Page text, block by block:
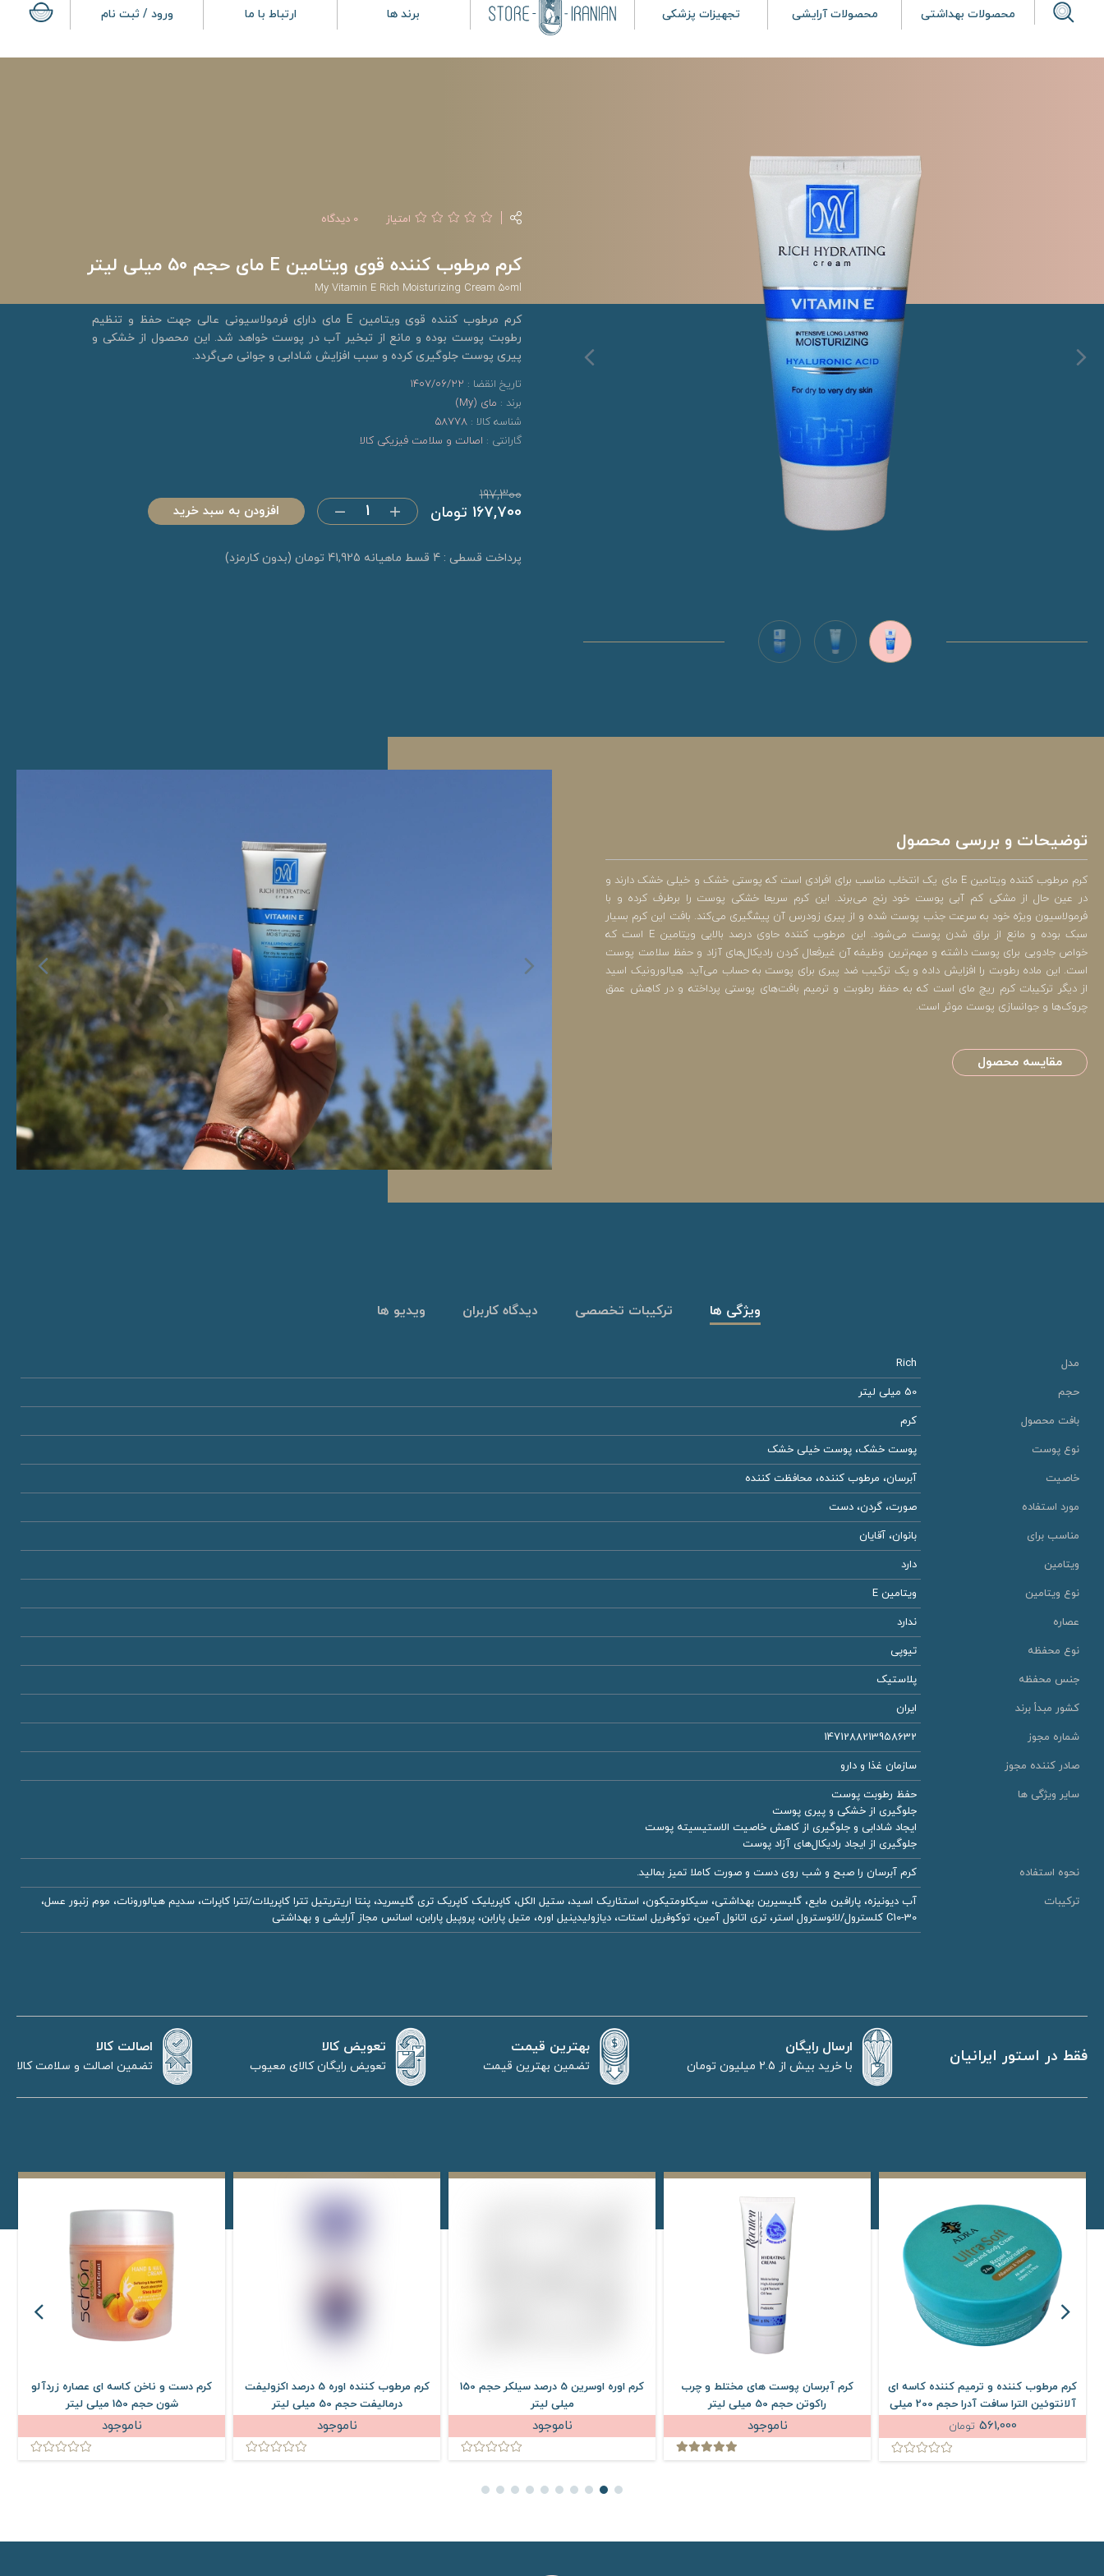
محصولات بهداشتی محصولات آرایشی تجهیزات پزشکی برند ها ارتباط با ما ورود / ثبت نام
امتیاز 0 دیدگاه
کرم مرطوب کننده قوی ویتامین E مای حجم 50 میلی لیتر
My Vitamin E Rich Moisturizing Cream 50ml
کرم مرطوب کننده قوی ویتامین E مای دارای فرمولاسیونی عالی جهت حفظ و تنظیم
رطوبت پوست بوده و مانع از تبخیر آب در پوست خواهد شد. این محصول از خشکی و
پیری پوست جلوگیری کرده و سبب افزایش شادابی و جوانی می‌گردد.
تاریخ انقضا : 1407/06/22
برند : مای (My)
شناسه کالا : 58778
گارانتی : اصالت و سلامت فیزیکی کالا
167,700 تومان
197,300
افزودن به سبد خرید
پرداخت قسطی : 4 قسط ماهیانه 41,925 تومان (بدون کارمزد)
توضیحات و بررسی محصول
کرم مرطوب کننده ویتامین E مای یک انتخاب مناسب برای افرادی است که پوستی خشک و خیلی خشک دارند و
در عین حال از مشکی کم آبی پوست خود رنج می‌برند. این کرم سریعا خشکی پوست را برطرف کرده و با
فرمولاسیون ویژه خود به سرعت جذب پوست شده و از پیری زودرس آن پیشگیری می‌کند. بافت این کرم بسیار
سبک بوده و مانع از براق شدن پوست می‌شود. این مرطوب کننده حاوی درصد بالایی ویتامین E است که
خواص جادویی برای پوست داشته و مهم‌ترین وظیفه آن غیرفعال کردن رادیکال‌های آزاد و حفظ سلامت پوست
است. این ماده رطوبت را افزایش داده و یک ترکیب ضد پیری برای پوست به حساب می‌آید. هیالورونیک اسید
از دیگر ترکیبات کرم ریچ مای است که به حفظ رطوبت و ترمیم بافت‌های پوستی پرداخته و در کاهش عمق
چروک‌ها و جوانسازی پوست موثر است.
مقایسه محصول
ویژگی ها ترکیبات تخصصی دیدگاه کاربران ویدیو ها
مدل
Rich
حجم
50 میلی لیتر
بافت محصول
کرم
نوع پوست
پوست خشک، پوست خیلی خشک
خاصیت
آبرسان، مرطوب کننده، محافظت کننده
مورد استفاده
صورت، گردن، دست
مناسب برای
بانوان، آقایان
ویتامین
دارد
نوع ویتامین
ویتامین E
عصاره
ندارد
نوع محفظه
تیوپی
جنس محفظه
پلاستیک
کشور مبدأ برند
ایران
شماره مجوز
1471288213958632
صادر کننده مجوز
سازمان غذا و دارو
سایر ویژگی ها
حفظ رطوبت پوست
جلوگیری از خشکی و پیری پوست
ایجاد شادابی و جلوگیری از کاهش خاصیت الاستیسیته پوست
جلوگیری از ایجاد رادیکال‌های آزاد پوست
نحوه استفاده
کرم آبرسان را صبح و شب روی دست و صورت کاملا تمیز بمالید.
ترکیبات
آب دیونیزه، پارافین مایع، گلیسیرین بهداشتی، سیکلومتیکون، استئاریک اسید، ستیل الکل، کاپریلیک کاپریک تری گلیسرید، پنتا اریتریتیل تترا کاپریلات/تترا کاپرات، سدیم هیالورونات، موم زنبور عسل،
C10-30 کلسترول/لانوسترول استر، تری اتانول آمین، توکوفریل استات، دیازولیدینیل اوره، متیل پارابن، پروپیل پارابن، اسانس مجاز آرایشی و بهداشتی
فقط در استور ایرانیان ارسال رایگان
با خرید بیش از 2.5 میلیون تومان
بهترین قیمت
تضمین بهترین قیمت
تعویض کالا
تعویض رایگان کالای معیوب
اصالت کالا
تضمین اصالت و سلامت کالا
کاسه ای
آلانتوئین الترا سافت آدرا حجم 200 میلی
کرم آبرسان پوست های مختلط و چرب
راکوتن حجم 50 میلی لیتر
ناموجود
کرم اوره اوسرین 5 درصد سیلکر حجم 150
میلی لیتر
کرم مرطوب کننده اوره 5 درصد اکزولیفت
درمالیفت حجم 50 میلی لیتر
کرم دست و ناخن کاسه ای عصاره زردآلو
شون حجم 150 میلی لیتر
کرم مرطوب کننده پمپی عصاره
605,400